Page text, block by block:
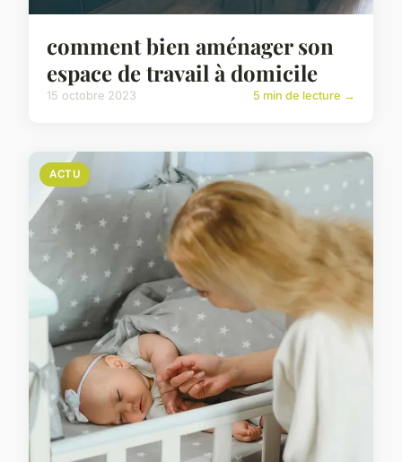
comment bien aménager son
espace de travail à domicile
15 octobre 2023 5 min de lecture →
ACTU